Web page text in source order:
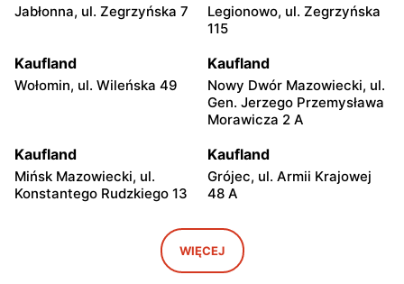
Jabłonna, ul. Zegrzyńska 7
Legionowo, ul. Zegrzyńska
115
Kaufland
Wołomin, ul. Wileńska 49
Kaufland
Nowy Dwór Mazowiecki, ul.
Gen. Jerzego Przemysława
Morawicza 2 A
Kaufland
Mińsk Mazowiecki, ul.
Konstantego Rudzkiego 13
Kaufland
Grójec, ul. Armii Krajowej
48 A
Kaufland
Wyszków, ul. Centralna 2
WIĘCEJ